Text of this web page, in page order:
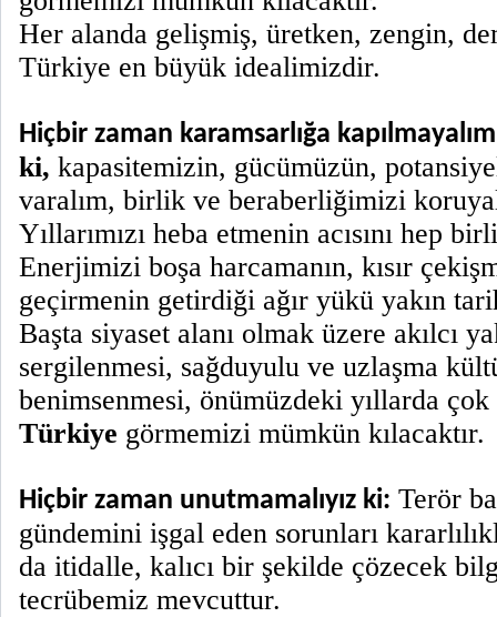
Her alanda gelişmiş, üretken, zengin,
Türkiye en büyük idealimizdir.
Hiçbir zaman karamsarlığa
ki, kapasitemizin, gücümüzün,
varalım, birlik ve beraberliğimizi
Yıllarımızı heba etmenin acısını hep
Enerjimizi boşa harcamanın, kısır
geçirmenin getirdiği ağır yükü yakın
Başta siyaset alanı olmak üzere akılcı
sergilenmesi, sağduyulu ve uzlaşma
benimsenmesi, önümüzdeki yıllarda
Türkiye görmemizi mümkün kılacaktır.
Hiçbir zaman unutmamalıyız ki: Terör
gündemini işgal eden sorunları
da itidalle, kalıcı bir şekilde çözecek
tecrübemiz mevcuttur.